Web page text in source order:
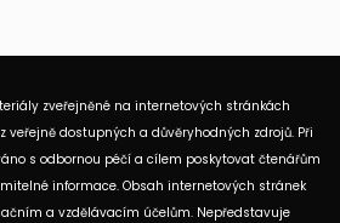
zveřejněné na internetových stránkách
veřejně dostupných a důvěryhodných zdrojů. Při
s odbornou péčí a cílem poskytovat čtenářům
informace. Obsah internetových stránek
a vzdělávacím účelům. Nepředstavuje